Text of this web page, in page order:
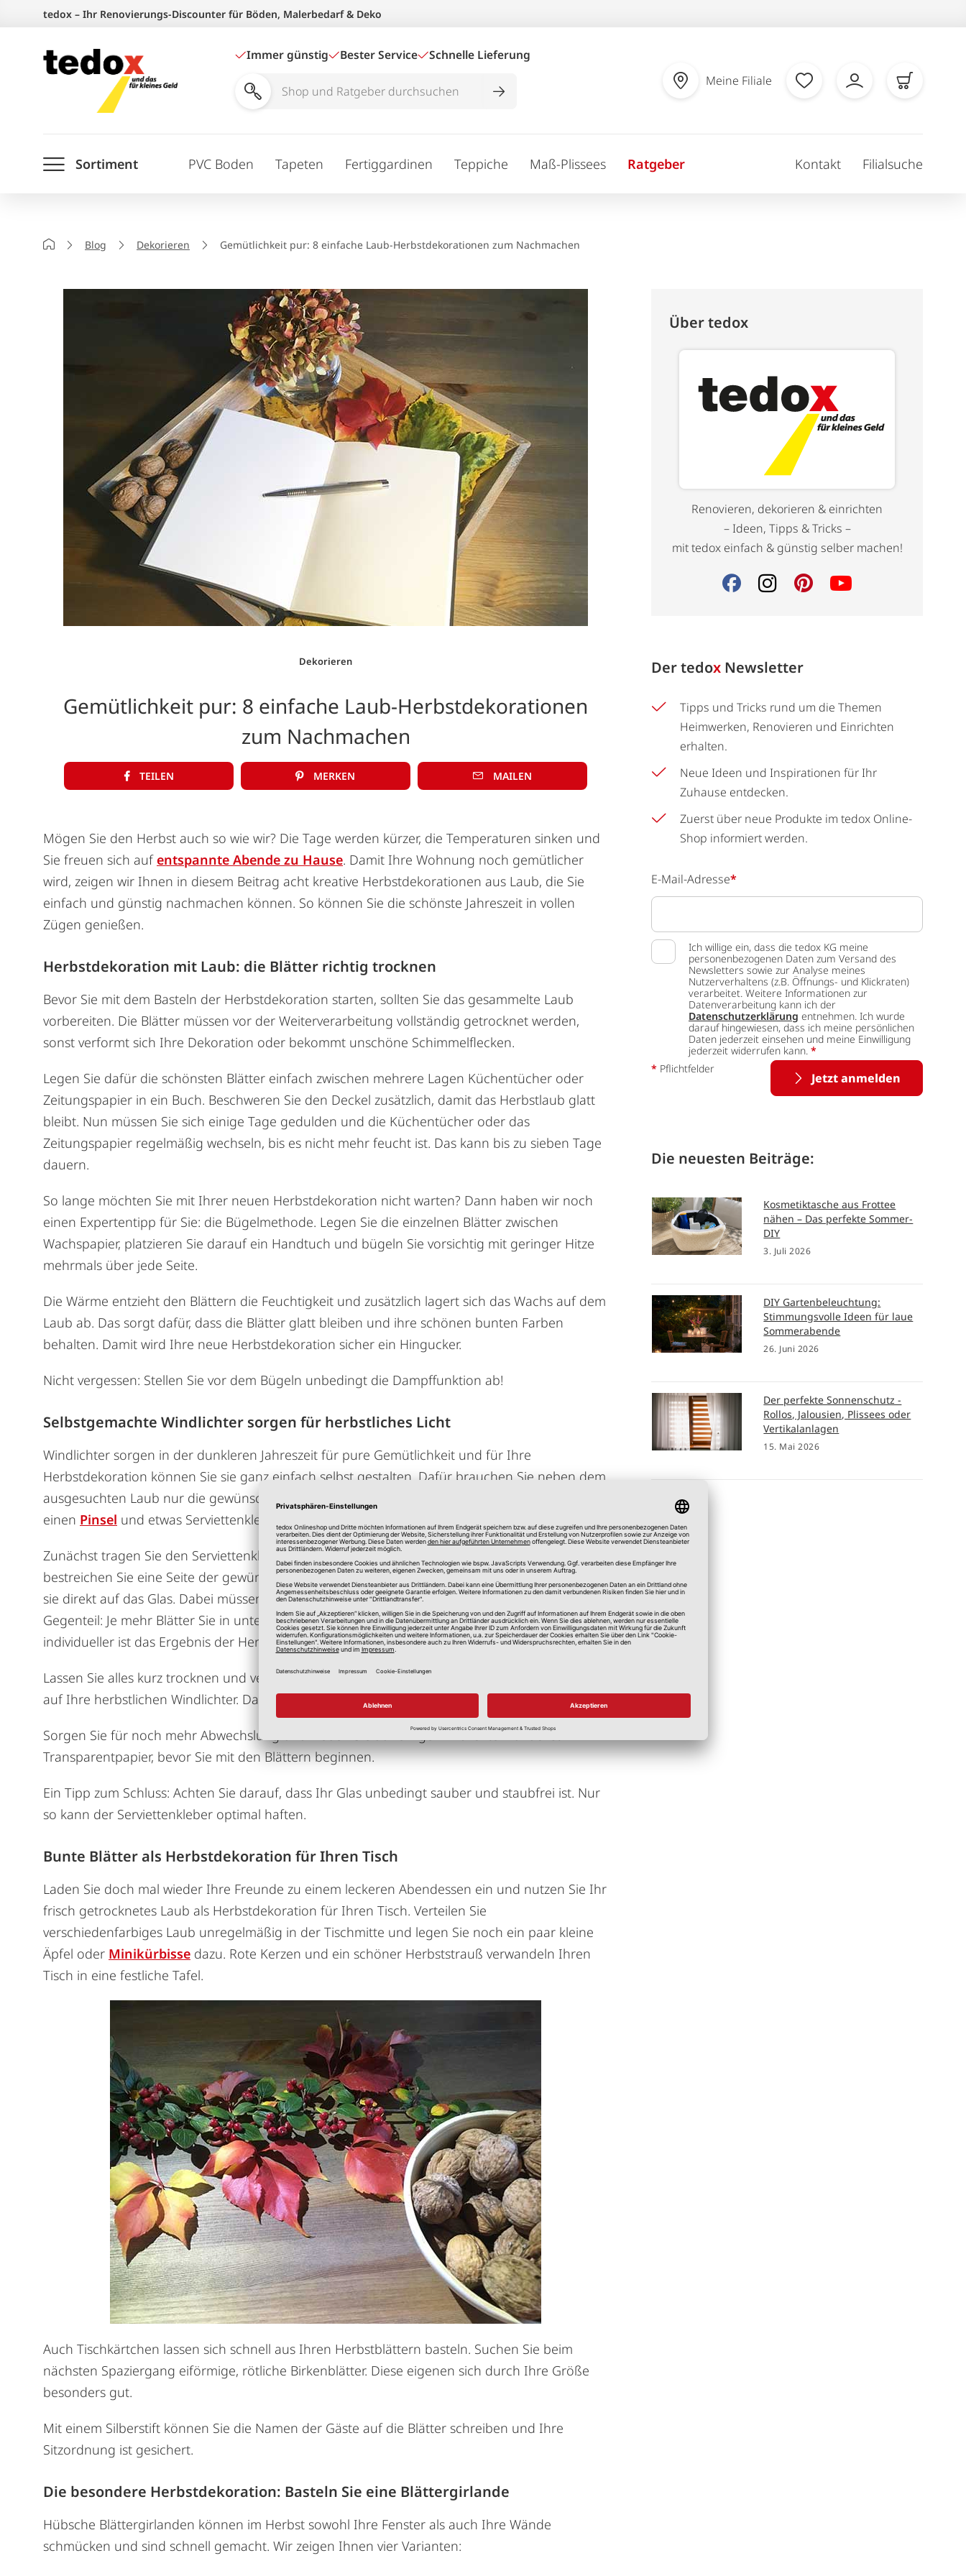
springen
tedox – Ihr Renovierungs-Discounter für Böden, Malerbedarf & Deko
Immer günstig Bester Service Schnelle Lieferung
Shop
durchsuchen
Meine Filiale
Sortiment PVC Boden Tapeten Fertiggardinen Teppiche Maß-Plissees Ratgeber Kontakt Filialsuche
Startseite
Blog Dekorieren Gemütlichkeit pur: 8 einfache Laub-Herbstdekorationen zum Nachmachen
Dekorieren
Gemütlichkeit pur: 8 einfache Laub-Herbstdekorationen
zum Nachmachen
TEILEN MERKEN MAILEN
Mögen Sie den Herbst auch so wie wir? Die Tage werden kürzer, die Temperaturen sinken und
Sie freuen sich auf entspannte Abende zu Hause. Damit Ihre Wohnung noch gemütlicher
wird, zeigen wir Ihnen in diesem Beitrag acht kreative Herbstdekorationen aus Laub, die Sie
einfach und günstig nachmachen können. So können Sie die schönste Jahreszeit in vollen
Zügen genießen.
Herbstdekoration mit Laub: die Blätter richtig trocknen
Bevor Sie mit dem Basteln der Herbstdekoration starten, sollten Sie das gesammelte Laub
vorbereiten. Die Blätter müssen vor der Weiterverarbeitung vollständig getrocknet werden,
sonst verformt sich Ihre Dekoration oder bekommt unschöne Schimmelflecken.
Legen Sie dafür die schönsten Blätter einfach zwischen mehrere Lagen Küchentücher oder
Zeitungspapier in ein Buch. Beschweren Sie den Deckel zusätzlich, damit das Herbstlaub glatt
bleibt. Nun müssen Sie sich einige Tage gedulden und die Küchentücher oder das
Zeitungspapier regelmäßig wechseln, bis es nicht mehr feucht ist. Das kann bis zu sieben Tage
dauern.
So lange möchten Sie mit Ihrer neuen Herbstdekoration nicht warten? Dann haben wir noch
einen Expertentipp für Sie: die Bügelmethode. Legen Sie die einzelnen Blätter zwischen
Wachspapier, platzieren Sie darauf ein Handtuch und bügeln Sie vorsichtig mit geringer Hitze
mehrmals über jede Seite.
Die Wärme entzieht den Blättern die Feuchtigkeit und zusätzlich lagert sich das Wachs auf dem
Laub ab. Das sorgt dafür, dass die Blätter glatt bleiben und ihre schönen bunten Farben
behalten. Damit wird Ihre neue Herbstdekoration sicher ein Hingucker.
Nicht vergessen: Stellen Sie vor dem Bügeln unbedingt die Dampffunktion ab!
Selbstgemachte Windlichter sorgen für herbstliches Licht
Windlichter sorgen in der dunkleren Jahreszeit für pure Gemütlichkeit und für Ihre
Herbstdekoration können Sie sie ganz einfach selbst gestalten. Dafür brauchen Sie neben dem
ausgesuchten Laub nur die gewünschten Gläser, am besten in unterschiedlichen Größen,
einen Pinsel und etwas Serviettenkleber.
Zunächst tragen Sie den Serviettenkleber dünn auf die Außenseite des Glases auf. Danach
bestreichen Sie eine Seite der gewünschten Blätter ebenfalls vorsichtig mit Kleber und drücken
sie direkt auf das Glas. Dabei müssen Sie nicht besonders auf Regelmäßigkeit achten. Im
Gegenteil: Je mehr Blätter Sie in unterschiedlichen Abständen auf Ihr Glas kleben, desto
individueller ist das Ergebnis der Herbstdekoration.
Lassen Sie alles kurz trocknen und verteilen Sie noch eine zusätzliche Schicht Serviettenkleber
auf Ihre herbstlichen Windlichter. Damit hält Ihre Dekoration auch mehr als nur einen Herbst.
Sorgen Sie für noch mehr Abwechslung und kleben Sie auf einige Windlichter zunächst
Transparentpapier, bevor Sie mit den Blättern beginnen.
Ein Tipp zum Schluss: Achten Sie darauf, dass Ihr Glas unbedingt sauber und staubfrei ist. Nur
so kann der Serviettenkleber optimal haften.
Bunte Blätter als Herbstdekoration für Ihren Tisch
Laden Sie doch mal wieder Ihre Freunde zu einem leckeren Abendessen ein und nutzen Sie Ihr
frisch getrocknetes Laub als Herbstdekoration für Ihren Tisch. Verteilen Sie
verschiedenfarbiges Laub unregelmäßig in der Tischmitte und legen Sie noch ein paar kleine
Äpfel oder Minikürbisse dazu. Rote Kerzen und ein schöner Herbststrauß verwandeln Ihren
Tisch in eine festliche Tafel.
Auch Tischkärtchen lassen sich schnell aus Ihren Herbstblättern basteln. Suchen Sie beim
nächsten Spaziergang eiförmige, rötliche Birkenblätter. Diese eigenen sich durch Ihre Größe
besonders gut.
Mit einem Silberstift können Sie die Namen der Gäste auf die Blätter schreiben und Ihre
Sitzordnung ist gesichert.
Die besondere Herbstdekoration: Basteln Sie eine Blättergirlande
Hübsche Blättergirlanden können im Herbst sowohl Ihre Fenster als auch Ihre Wände
schmücken und sind schnell gemacht. Wir zeigen Ihnen vier Varianten:
Über tedox
Renovieren, dekorieren & einrichten
– Ideen, Tipps & Tricks –
mit tedox einfach & günstig selber machen!
Dertedox Newsletter
Tipps und Tricks rund um die Themen
Heimwerken, Renovieren und Einrichten
erhalten.
Neue Ideen und Inspirationen für Ihr
Zuhause entdecken.
Zuerst über neue Produkte im tedox Online-
Shop informiert werden.
E-Mail-Adresse*
Ich willige ein, dass die tedox KG meine
personenbezogenen Daten zum Versand des
Newsletters sowie zur Analyse meines
Nutzerverhaltens (z.B. Öffnungs- und Klickraten)
verarbeitet. Weitere Informationen zur
Datenverarbeitung kann ich der
Datenschutzerklärung entnehmen. Ich wurde
darauf hingewiesen, dass ich meine persönlichen
Daten jederzeit einsehen und meine Einwilligung
jederzeit widerrufen kann. *
Jetzt anmelden
* Pflichtfelder
Die neuesten Beiträge:
Kosmetiktasche aus Frottee
nähen – Das perfekte Sommer-
DIY
3. Juli 2026
DIY Gartenbeleuchtung:
Stimmungsvolle Ideen für laue
Sommerabende
26. Juni 2026
Der perfekte Sonnenschutz -
Rollos, Jalousien, Plissees oder
Vertikalanlagen
15. Mai 2026